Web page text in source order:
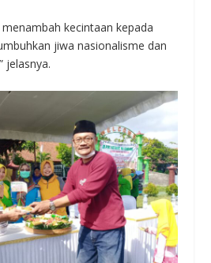
kecintaan kepada
jiwa nasionalisme dan
jelasnya.